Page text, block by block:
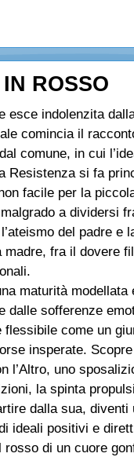
ROSSO
esce indolenzita
comincia il
comune, in cui
Resistenza si fa
facile per la
a dividersi
del padre e
madre, fra il dovere
maturità modellata
dalle sofferenze
come un
insperate.
l’Altro, uno
la spinta
dalla sua, diventi
ideali positivi e
di un cuore